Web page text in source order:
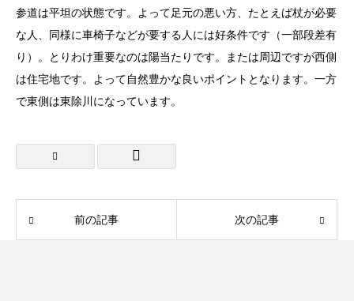
参道は平坦の状態です。よって足元の悪い方、たとえば杖が必要
な人、同様に車椅子などが要する人には好条件です（一部段差有
り）。とりわけ重要なのは陽当たりです。または周辺ですが西側
は住宅地です。よって自然豊かな良いポイントとなります。一方
で東側は東除川になっています。
前の記事 次の記事